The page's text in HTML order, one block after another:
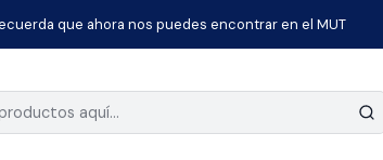
que ahora nos puedes encontrar en el MUT
de Cuerda Instrumentos Clásicos Viola
Viola